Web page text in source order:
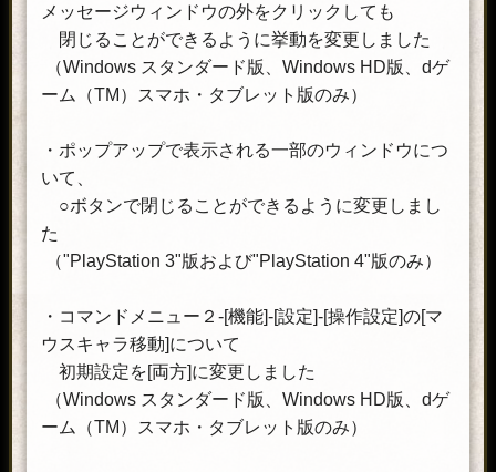
メッセージウィンドウの外をクリックしても
閉じることができるように挙動を変更しました
（Windows スタンダード版、Windows HD版、dゲ
ーム（TM）スマホ・タブレット版のみ）
・ポップアップで表示される一部のウィンドウにつ
いて、
○ボタンで閉じることができるように変更しまし
た
（"PlayStation 3"版および"PlayStation 4"版のみ）
・コマンドメニュー２-[機能]-[設定]-[操作設定]の[マ
ウスキャラ移動]について
初期設定を[両方]に変更しました
（Windows スタンダード版、Windows HD版、dゲ
ーム（TM）スマホ・タブレット版のみ）